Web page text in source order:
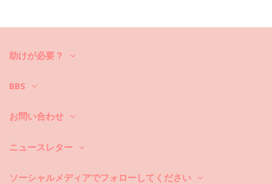
助けが必要？
BBS
お問い合わせ
ニュースレター
ソーシャルメディアでフォローしてください